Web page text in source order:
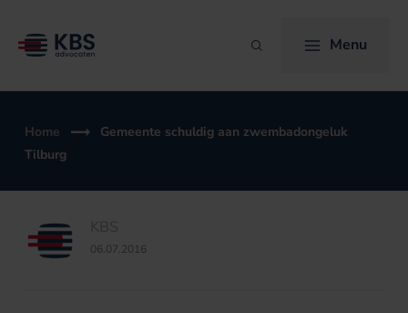
naar
Zoeken Menu
Home
Gemeente schuldig aan zwembadongeluk
Tilburg
KBS
06.07.2016